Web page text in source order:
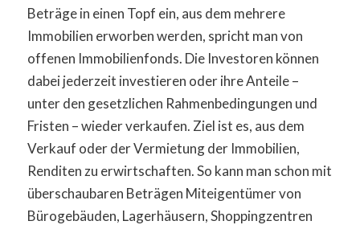
Beträge in einen Topf ein, aus dem mehrere
Immobilien erworben werden, spricht man von
offenen Immobilienfonds. Die Investoren können
dabei jederzeit investieren oder ihre Anteile –
unter den gesetzlichen Rahmenbedingungen und
Fristen – wieder verkaufen. Ziel ist es, aus dem
Verkauf oder der Vermietung der Immobilien,
Renditen zu erwirtschaften. So kann man schon mit
überschaubaren Beträgen Miteigentümer von
Bürogebäuden, Lagerhäusern, Shoppingzentren